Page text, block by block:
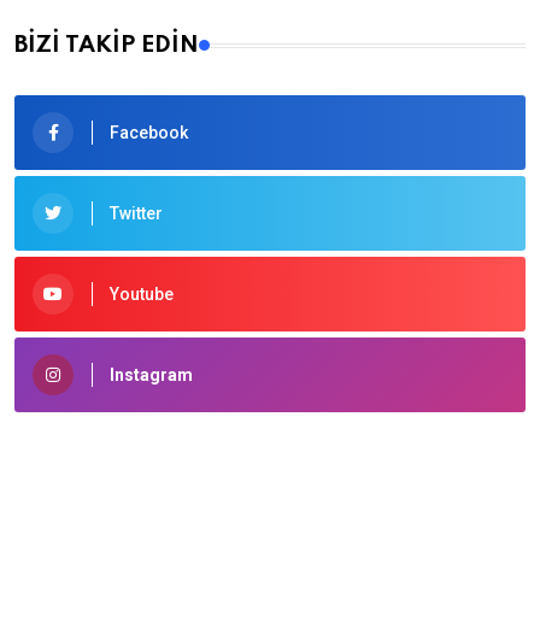
BİZİ TAKİP EDİN
Facebook
Twitter
Youtube
Instagram